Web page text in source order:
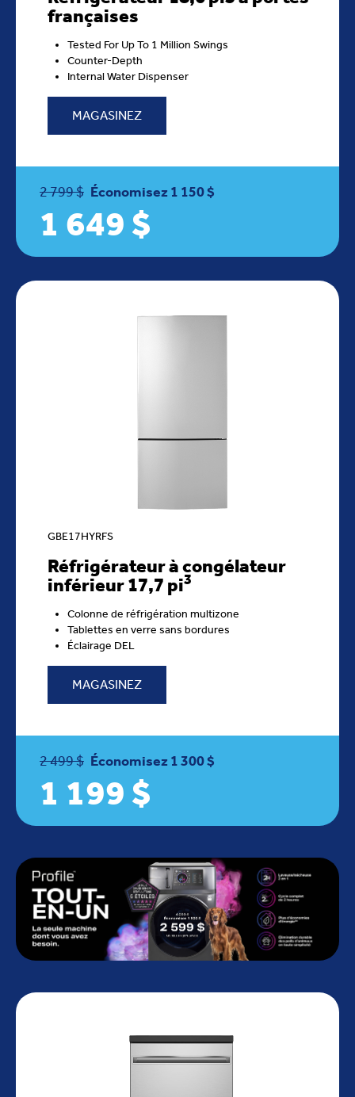
françaises
Tested For Up To 1 Million Swings
Counter-Depth
Internal Water Dispenser
MAGASINEZ
2 799 $ Économisez 1 150 $
1 649 $
GBE17HYRFS
Réfrigérateur à congélateur
inférieur 17,7 pi3
Colonne de réfrigération multizone
Tablettes en verre sans bordures
Éclairage DEL
MAGASINEZ
2 499 $ Économisez 1 300 $
1 199 $